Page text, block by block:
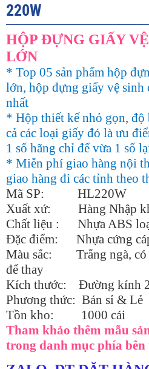
220W
HỘP ĐỰNG GIẤY
LỚN
* Top 05 sản phẩm hộp
lớn, hộp đựng giấy vệ sinh
nhất
* Hộp thiết kế nhỏ gọn, độ
cả các loại giấy đó là ưu
1 số hãng chỉ để vừa 1 số
* Miễn phí giao hàng nội
giao hàng đi các tỉnh theo
Mã SP: HL220W
Xuất xứ: Hàng Nhập
Chất liệu : Nhựa ABS
Đặc điểm: Nhựa cứng
Màu sắc: Trắng ngà, có
để thay
Kích thước: Đường kính
Phương thức: Bán sỉ & Lẻ
Tồn kho: 1000 cái
Tham khảo thêm mẫu
trong danh mục phía